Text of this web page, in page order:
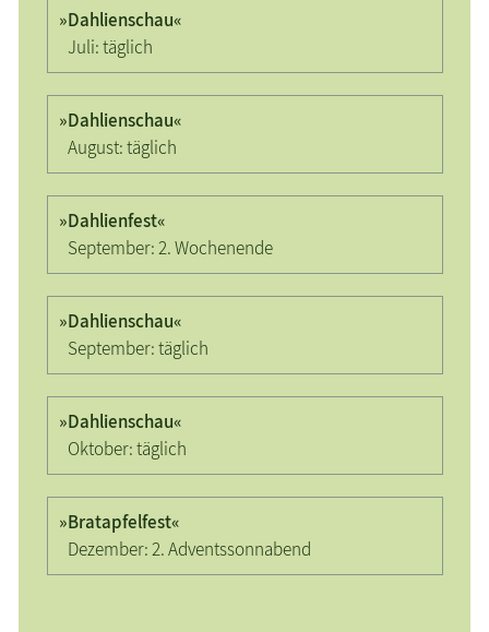
»Dahlienschau«
Juli:täglich
»Dahlienschau«
August:täglich
»Dahlienfest«
September:2. Wochenende
»Dahlienschau«
September:täglich
»Dahlienschau«
Oktober:täglich
»Bratapfelfest«
Dezember:2. Advents­sonnabend